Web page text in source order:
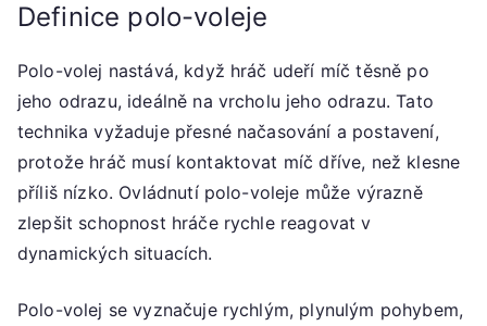
Definice polo-voleje
Polo-volej nastává, když hráč udeří míč těsně po
jeho odrazu, ideálně na vrcholu jeho odrazu. Tato
technika vyžaduje přesné načasování a postavení,
protože hráč musí kontaktovat míč dříve, než klesne
příliš nízko. Ovládnutí polo-voleje může výrazně
zlepšit schopnost hráče rychle reagovat v
dynamických situacích.
Polo-volej se vyznačuje rychlým, plynulým pohybem,